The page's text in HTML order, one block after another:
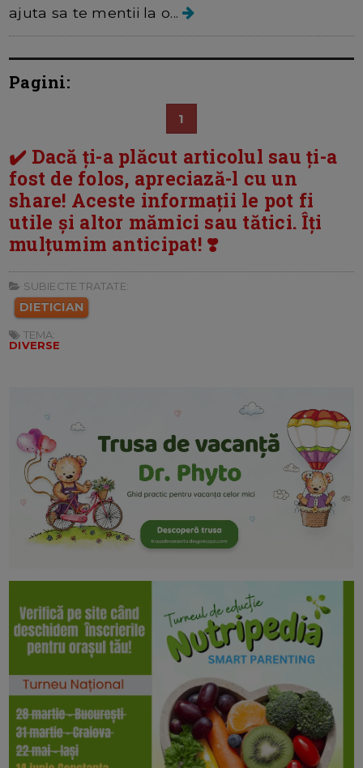
ajuta sa te mentii la o...
Pagini:
1
✔️ Dacă ți-a plăcut articolul sau ți-a
fost de folos, apreciază-l cu un
share! Aceste informații le pot fi
utile și altor mămici sau tătici. Îți
mulțumim anticipat! ❣️
SUBIECTE TRATATE:
DIETICIAN
TEMA:
DIVERSE